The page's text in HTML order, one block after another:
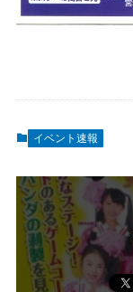
イベント速報